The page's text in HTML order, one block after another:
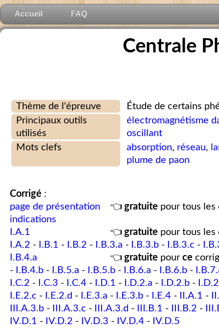
Accueil FAQ
Centrale
Thème de l'épreuve
Étude de certains
Principaux outils
utilisés
électromagnétisme
oscillant
Mots clefs
absorption, réseau,
plume de paon
Corrigé :
page de présentation
👈 gratuite pour tous les
indications
I.A.1
👈 gratuite pour tous les
I.A.2 - I.B.1 - I.B.2 - I.B.3.a - I.B.3.b - I.B.3.c -
I.B.4.a
👈 gratuite pour ce
- I.B.4.b - I.B.5.a - I.B.5.b - I.B.6.a - I.B.6.b -
I.C.2 - I.C.3 - I.C.4 - I.D.1 - I.D.2.a - I.D.2.b -
I.E.2.c - I.E.2.d - I.E.3.a - I.E.3.b - I.E.4 - II.A.1 -
III.A.3.b - III.A.3.c - III.A.3.d - III.B.1 - III.B.2 -
IV.D.1 - IV.D.2 - IV.D.3 - IV.D.4 - IV.D.5